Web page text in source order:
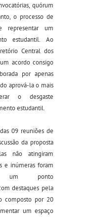
quórum
o processo de
representar um
estudantil.
Ao
Central dos
um acordoconsigo
por apenas
aprová-lao mais
o desgaste
estudantil.
09 reuniões de
da proposta
não atingiram
e inúmeras foram
um ponto
destaques pela
composto por 20
um espaço